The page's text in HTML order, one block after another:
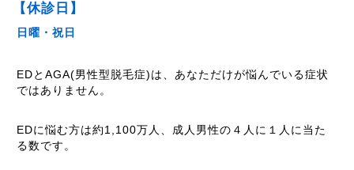
【休診日】
日曜・祝日
EDとAGA(男性型脱毛症)は、あなただけが悩んでいる症状
ではありません。
EDに悩む方は約1,100万人、成人男性の４人に１人に当た
る数です。